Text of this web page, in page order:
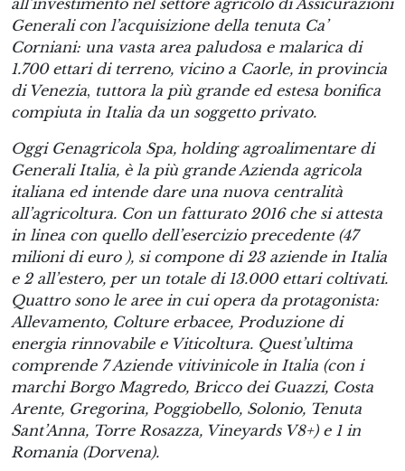
all’investimento nel settore agricolo di Assicurazioni
Generali con l’acquisizione della tenuta Ca’
Corniani: una vasta area paludosa e malarica di
1.700 ettari di terreno, vicino a Caorle, in provincia
di Venezia, tuttora la più grande ed estesa bonifica
compiuta in Italia da un soggetto privato.
Oggi Genagricola Spa, holding agroalimentare di
Generali Italia, è la più grande Azienda agricola
italiana ed intende dare una nuova centralità
all’agricoltura. Con un fatturato 2016 che si attesta
in linea con quello dell’esercizio precedente (47
milioni di euro ), si compone di 23 aziende in Italia
e 2 all’estero, per un totale di 13.000 ettari coltivati.
Quattro sono le aree in cui opera da protagonista:
Allevamento, Colture erbacee, Produzione di
energia rinnovabile e Viticoltura. Quest’ultima
comprende 7 Aziende vitivinicole in Italia (con i
marchi Borgo Magredo, Bricco dei Guazzi, Costa
Arente, Gregorina, Poggiobello, Solonio, Tenuta
Sant’Anna, Torre Rosazza, Vineyards V8+) e 1 in
Romania (Dorvena).